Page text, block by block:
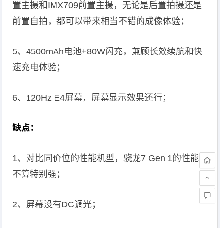
置主摄和IMX709前置主摄，无论是后置拍摄还是
前置自拍，都可以带来相当不错的成像体验；
5、4500mAh电池+80W闪充，兼顾长效续航和快
速充电体验；
6、120Hz E4屏幕，屏幕显示效果还行；
缺点：
1、对比同价位的性能机型，骁龙7 Gen 1的性能
不算特别强；
2、屏幕没有DC调光；